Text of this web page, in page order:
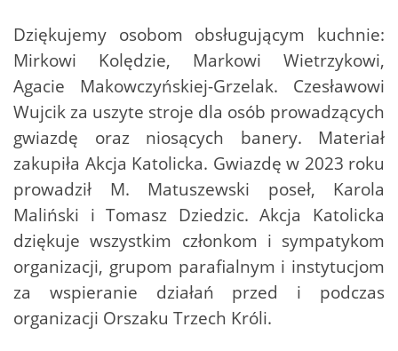
Dziękujemy osobom obsługującym kuchnie:
Mirkowi Kolędzie, Markowi Wietrzykowi,
Agacie Makowczyńskiej-Grzelak. Czesławowi
Wujcik za uszyte stroje dla osób prowadzących
gwiazdę oraz niosących banery. Materiał
zakupiła Akcja Katolicka. Gwiazdę w 2023 roku
prowadził M. Matuszewski poseł, Karola
Maliński i Tomasz Dziedzic. Akcja Katolicka
dziękuje wszystkim członkom i sympatykom
organizacji, grupom parafialnym i instytucjom
za wspieranie działań przed i podczas
organizacji Orszaku Trzech Króli.